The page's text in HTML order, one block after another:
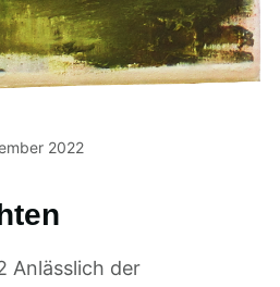
2022
Anlässlich der